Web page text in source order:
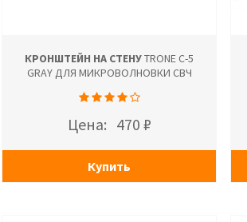
КРОНШТЕЙН НА СТЕНУTRONE С-5
GRAY ДЛЯ МИКРОВОЛНОВКИ СВЧ
Цена: 470 ₽
Купить